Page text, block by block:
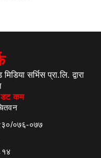
सर्भिस प्रा.लि. द्वारा
डट कम
०७६-०७७